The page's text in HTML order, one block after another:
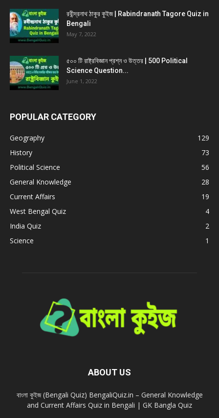
রবীন্দ্রনাথ ঠাকুর কুইজ | Rabindranath Tagore Quiz in
Bengali
May 7, 2022
৫০০ টি রাষ্ট্রবিজ্ঞান প্রশ্ন ও উত্তর | 500 Political
Science Question...
June 1, 2022
POPULAR CATEGORY
Geography
129
History
73
Political Science
56
General Knowledge
28
Current Affairs
19
West Bengal Quiz
4
India Quiz
2
Science
1
ABOUT US
বাংলা কুইজ (Bengali Quiz) BengaliQuiz.in – General Knowledge
and Current Affairs Quiz in Bengali | GK Bangla Quiz